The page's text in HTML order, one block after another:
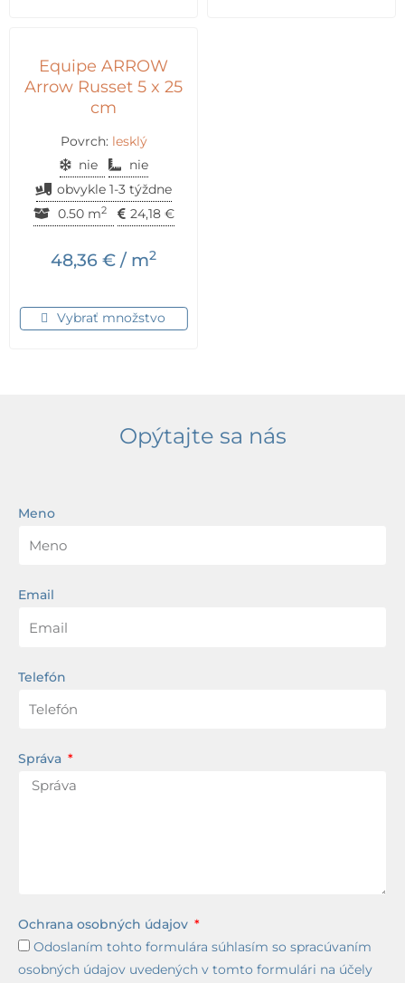
Equipe ARROW
Arrow Russet 5 x 25
cm
Povrch: lesklý
nie
nie
obvykle 1-3 týždne
0.50 m2 24,18 €
48,36 € / m2
Vybrať množstvo
Opýtajte sa nás
Meno
Email
Telefón
Správa
Ochrana osobných údajov
Odoslaním tohto formulára súhlasím so spracúvaním
osobných údajov uvedených v tomto formulári na účely